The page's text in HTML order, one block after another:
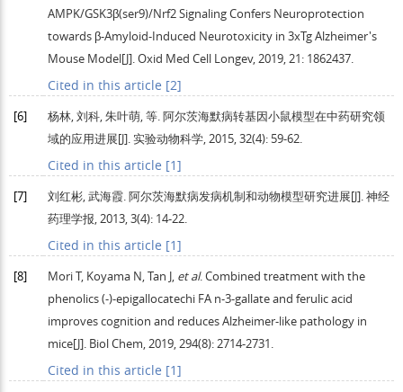
AMPK/GSK3β(ser9)/Nrf2 Signaling Confers Neuroprotection
towards β-Amyloid-Induced Neurotoxicity in 3xTg Alzheimer's
Mouse Model[J].Oxid Med Cell Longev,2019,21: 1862437.
Cited in this article [2]
[6]
杨林, 刘科, 朱叶萌, 等. 阿尔茨海默病转基因小鼠模型在中药研究领
域的应用进展[J].实验动物科学,2015,32(4): 59-62.
Cited in this article [1]
[7] 刘红彬, 武海霞. 阿尔茨海默病发病机制和动物模型研究进展[J].神经
药理学报,2013,3(4): 14-22.
Cited in this article [1]
[8] MoriT, Koyama N,Tan J, et al. Combined treatment with the
phenolics (-)-epigallocatechi FA n-3-gallate and ferulic acid
improves cognition and reduces Alzheimer-like pathology in
mice[J]. Biol Chem,2019,294(8): 2714-2731.
Cited in this article [1]